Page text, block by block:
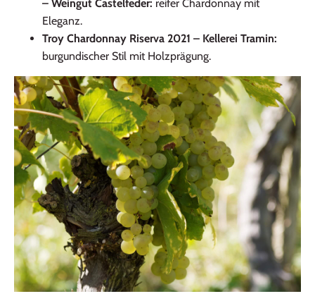
– Weingut Castelfeder: reifer Chardonnay mit
Eleganz.
Troy Chardonnay Riserva 2021 – Kellerei Tramin:
burgundischer Stil mit Holzprägung.